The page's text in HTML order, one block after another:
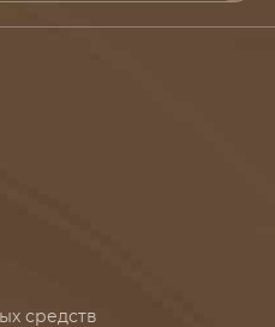
средств